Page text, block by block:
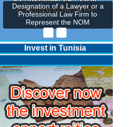
Designation of a Lawyer or a
Professional Law Firm to
Represent the NOM
Invest in Tunisia